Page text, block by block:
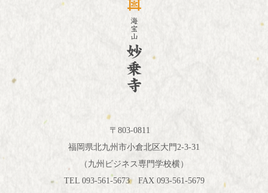
〒803-0811
福岡県北九州市小倉北区大門2-3-31
（九州ビジネス専門学校横）
TEL 093-561-5673 FAX 093-561-5679